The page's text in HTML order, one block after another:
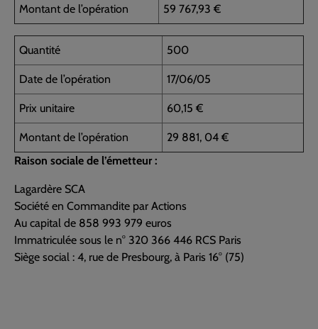
Montant de l’opération 59 767,93 €
Quantité 500
Date de l’opération 17/06/05
Prix unitaire 60,15 €
Montant de l’opération
29 881, 04 €
Raison sociale de l’émetteur :
Lagardère SCA
Société en Commandite par Actions
Au capital de 858 993 979 euros
Immatriculée sous le n° 320 366 446 RCS Paris
Siège social : 4, rue de Presbourg, à Paris 16° (75)